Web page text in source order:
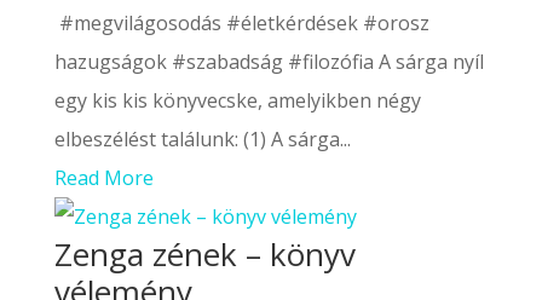
#megvilágosodás #életkérdések #orosz
hazugságok #szabadság #filozófia A sárga nyíl
egy kis kis könyvecske, amelyikben négy
elbeszélést találunk: (1) A sárga...
Read More
Zenga zének – könyv